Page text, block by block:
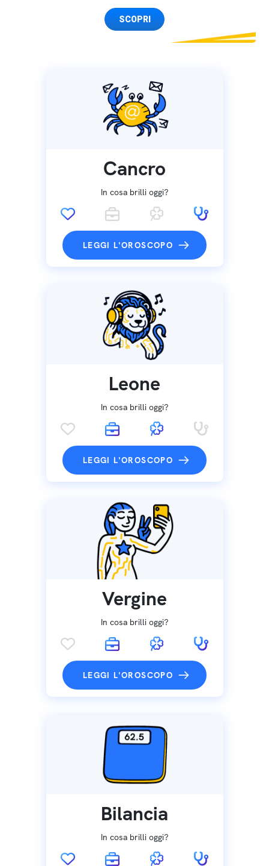
Spedizione SIM GRATISSCOPRI
Cancro
In cosa brilli oggi?
LEGGI L'OROSCOPO
Leone
In cosa brilli oggi?
LEGGI L'OROSCOPO
Vergine
In cosa brilli oggi?
LEGGI L'OROSCOPO
Bilancia
In cosa brilli oggi?